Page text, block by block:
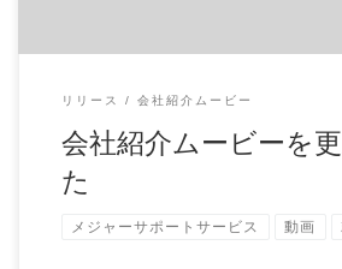
リリース 会社紹介ムービー
会社紹介ムービーを
た
メジャーサポートサービス 動画